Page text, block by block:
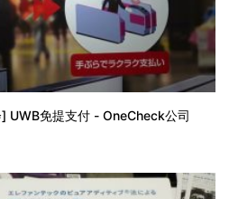
UWB免提支付 - OneCheck公司